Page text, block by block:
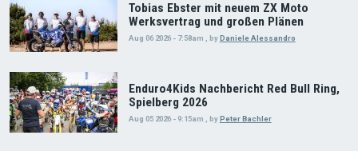
Tobias Ebster mit neuem ZX Moto
Werksvertrag und großen Plänen
Aug 06 2026 - 7:58am , by Daniele Alessandro
Enduro4Kids Nachbericht Red Bull Ring,
Spielberg 2026
Aug 05 2026 - 9:15am byPeter Bachler